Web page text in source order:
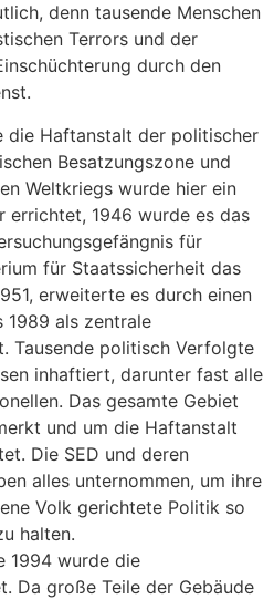
denn tausende Menschen
Terrors und der
durch den
die Haftanstalt der politischer
Besatzungszone und
Weltkriegs wurde hier ein
errichtet, 1946 wurde es das
für
für Staatssicherheit das
erweiterte es durch einen
1989 als zentrale
Tausende politisch Verfolgte
inhaftiert, darunter fast alle
Das gesamte Gebiet
und um die Haftanstalt
Die SED und deren
alles unternommen, um ihre
Volk gerichtete Politik so
halten.
1994 wurde die
Da große Teile der Gebäude